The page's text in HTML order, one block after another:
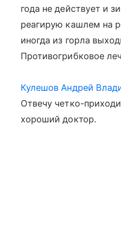
года не действует и
реагирую кашлем на
иногда из горла
Противогрибковое
Кулешов Андрей
Отвечу четко-
хороший доктор.